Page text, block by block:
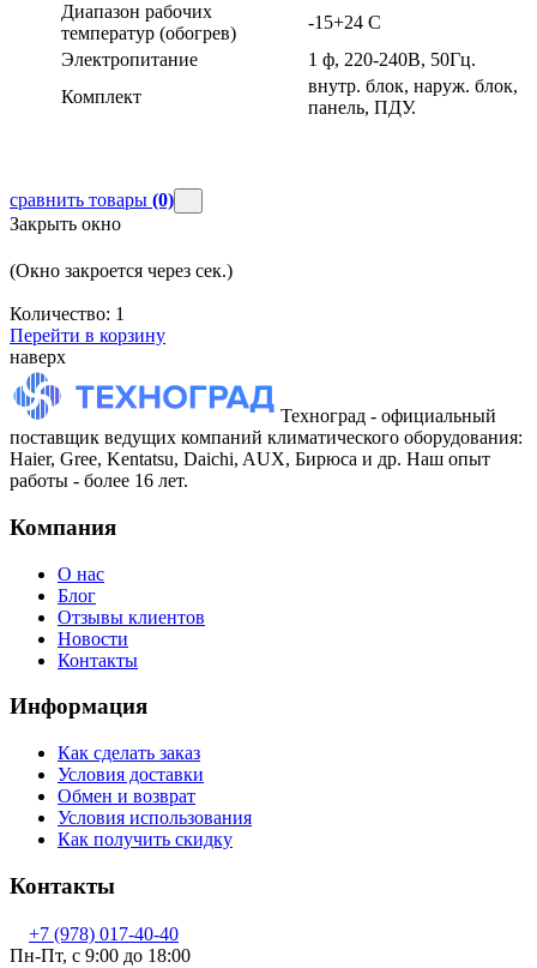
Диапазон рабочих
температур (обогрев)
-15+24 С
Электропитание
1 ф, 220-240В, 50Гц.
Комплект
внутр. блок, наруж. блок,
панель, ПДУ.
сравнить товары (0)
Закрыть окно
(Окно закроется через сек.)
Количество: 1
Перейти в корзину
наверх
Техноград - официальный
поставщик ведущих компаний климатического оборудования:
Haier, Gree, Kentatsu, Daichi, AUX, Бирюса и др. Наш опыт
работы - более 16 лет.
Компания
О нас
Блог
Отзывы клиентов
Новости
Контакты
Информация
Как сделать заказ
Условия доставки
Обмен и возврат
Условия использования
Как получить скидку
Контакты
+7 (978) 017-40-40
Пн-Пт, c 9:00 до 18:00